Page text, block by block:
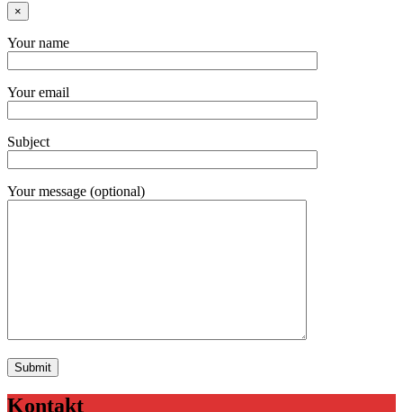
×
Your name
Your email
Subject
Your message (optional)
Kontakt